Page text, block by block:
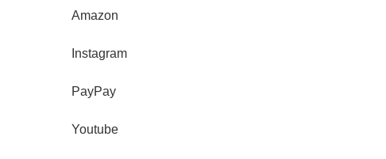
Amazon
Instagram
PayPay
Youtube